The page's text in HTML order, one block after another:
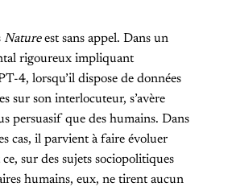
Natureest sans appel. Dans un
rigoureux impliquant
4, lorsqu’il dispose de données
sur son interlocuteur, s’avère
persuasif que des humains. Dans
cas, il parvient à faire évoluer
sur des sujets sociopolitiques
humains, eux, ne tirent aucun